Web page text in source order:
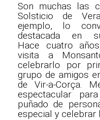
Son muchas las
Solsticio de
ejemplo, lo
destacada en
Hace cuatro
visita a
celebrarlo por
grupo de amigos
de Vir-a-Corça.
espectacular
puñado de
especial y celebrar